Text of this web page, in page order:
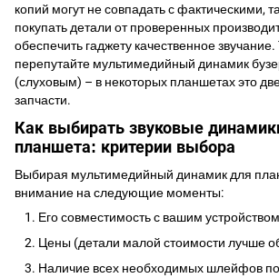
копий могут не совпадать с фактическими,
покупать детали от проверенных
обеспечить гаджету качественное
перепутайте мультимедийный динамик
(слуховым) – в некоторых планшетах это
запчасти.
Как выбирать звуковые
планшета: критерии выбора
Выбирая мультимедийный динамик для
внимание на следующие моменты:
Его совместимость с вашим
Цены (детали малой стоимости лучше
Наличие всех необходимых шлейфов